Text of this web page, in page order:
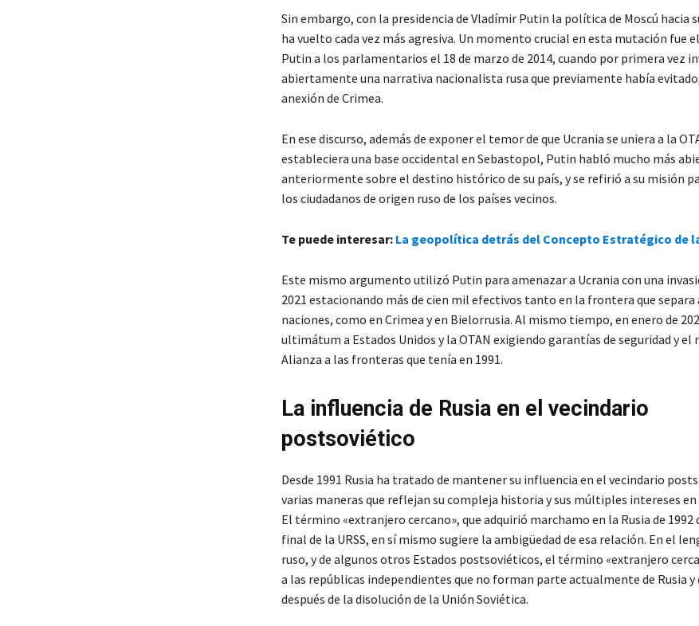
Sin embargo, con la presidencia de Vladímir Putin la política de Moscú hacia
ha vuelto cada vez más agresiva. Un momento crucial en esta mutación fue
Putin a los parlamentarios el 18 de marzo de 2014, cuando por primera vez
abiertamente una narrativa nacionalista rusa que previamente había
anexión de Crimea.
En ese discurso, además de exponer el temor de que Ucrania se uniera a la
estableciera una base occidental en Sebastopol, Putin habló mucho más
anteriormente sobre el destino histórico de su país, y se refirió a su misión
los ciudadanos de origen ruso de los países vecinos.
Te puede interesar: La geopolítica detrás del Concepto Estratégico de
Este mismo argumento utilizó Putin para amenazar a Ucrania con una
2021 estacionando más de cien mil efectivos tanto en la frontera que separa
naciones, como en Crimea y en Bielorrusia. Al mismo tiempo, en enero de
ultimátum a Estados Unidos y la OTAN exigiendo garantías de seguridad y el
Alianza a las fronteras que tenía en 1991.
La influencia de Rusia en el vecindario
postsoviético
Desde 1991 Rusia ha tratado de mantener su influencia en el vecindario
varias maneras que reflejan su compleja historia y sus múltiples intereses en
El término «extranjero cercano», que adquirió marchamo en la Rusia de 1992
final de la URSS, en sí mismo sugiere la ambigüedad de esa relación. En el
ruso, y de algunos otros Estados postsoviéticos, el término «extranjero
a las repúblicas independientes que no forman parte actualmente de Rusia y
después de la disolución de la Unión Soviética.